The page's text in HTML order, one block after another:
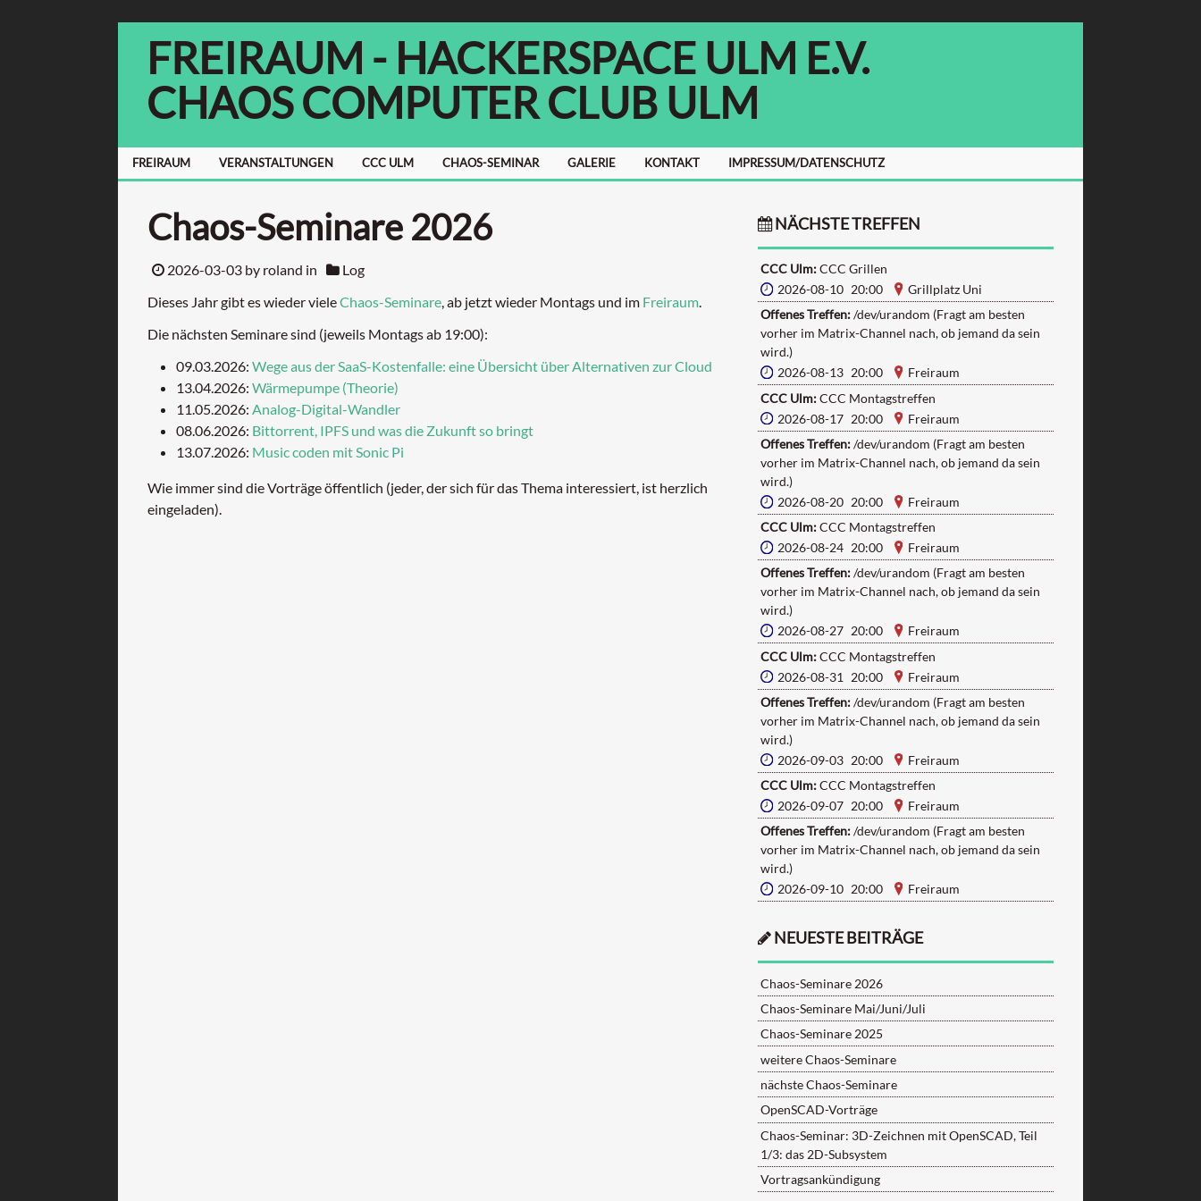
FREIRAUM - HACKERSPACE ULM E.V.
CHAOS COMPUTER CLUB ULM
FREIRAUM VERANSTALTUNGEN CCC ULM CHAOS-SEMINAR GALERIE KONTAKT IMPRESSUM/DATENSCHUTZ
Chaos-Seminare 2026
2026-03-03 by roland in
Log
Dieses Jahr gibt es wieder vieleChaos-Seminare, ab jetzt wieder Montags und im Freiraum.
Die nächsten Seminare sind (jeweils Montags ab 19:00):
09.03.2026: Wege aus der SaaS-Kostenfalle: eine Übersicht über Alternativen zur Cloud
13.04.2026: Wärmepumpe (Theorie)
11.05.2026: Analog-Digital-Wandler
08.06.2026: Bittorrent, IPFS und was die Zukunft so bringt
13.07.2026: Music coden mit Sonic Pi
Wie immer sind die Vorträge öffentlich (jeder, der sich für das Thema interessiert, ist herzlich
eingeladen).
NÄCHSTE TREFFEN
CCC Ulm:CCC Grillen
2026-08-10 20:00
Grillplatz Uni
Offenes Treffen:/dev/urandom (Fragt am besten
vorher im Matrix-Channel nach, ob jemand da sein
wird.)
2026-08-13 20:00
Freiraum
CCC Ulm:CCC Montagstreffen
2026-08-17 20:00
Freiraum
Offenes Treffen:/dev/urandom (Fragt am besten
vorher im Matrix-Channel nach, ob jemand da sein
wird.)
2026-08-20 20:00
Freiraum
CCC Ulm:CCC Montagstreffen
2026-08-24 20:00
Freiraum
Offenes Treffen:/dev/urandom (Fragt am besten
vorher im Matrix-Channel nach, ob jemand da sein
wird.)
2026-08-27 20:00
Freiraum
CCC Ulm:CCC Montagstreffen
2026-08-31 20:00
Freiraum
Offenes Treffen:/dev/urandom (Fragt am besten
vorher im Matrix-Channel nach, ob jemand da sein
wird.)
2026-09-03 20:00
Freiraum
CCC Ulm:CCC Montagstreffen
2026-09-07 20:00
Freiraum
Offenes Treffen:/dev/urandom (Fragt am besten
vorher im Matrix-Channel nach, ob jemand da sein
wird.)
2026-09-10 20:00
Freiraum
NEUESTE BEITRÄGE
Chaos-Seminare 2026
Chaos-Seminare Mai/Juni/Juli
Chaos-Seminare 2025
weitere Chaos-Seminare
nächste Chaos-Seminare
OpenSCAD-Vorträge
Chaos-Seminar: 3D-Zeichnen mit OpenSCAD, Teil
1/3: das 2D-Subsystem
Vortragsankündigung